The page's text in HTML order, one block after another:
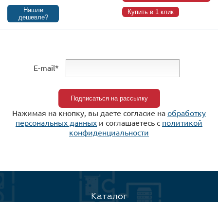
Нашли
дешевле?
Купить в 1 клик
E-mail*
Нажимая на кнопку, вы даете согласие на обработку
персональных данных и соглашаетесь c политикой
конфиденциальности
Каталог